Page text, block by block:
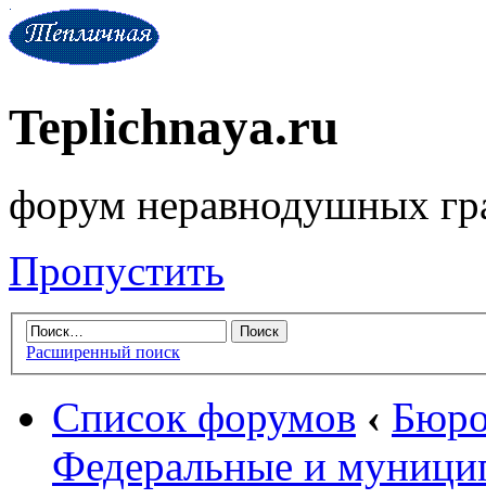
Teplichnaya.ru
форум неравнодушных
Пропустить
Расширенный поиск
Список форумов ‹
Федеральные и